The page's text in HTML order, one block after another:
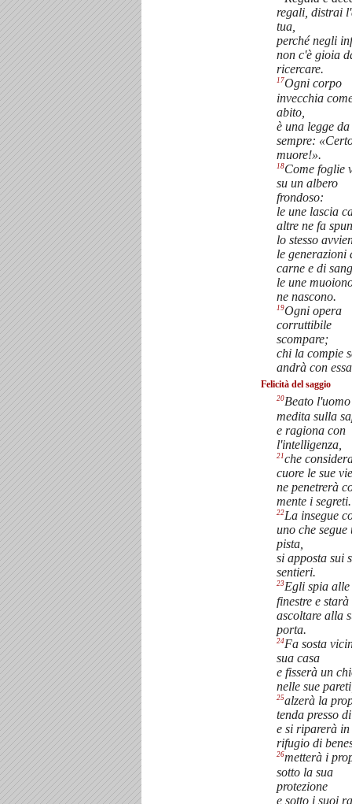
regali, distrai
tua,
perché negli
non c'è gioia
ricercare.
17Ogni corpo
invecchia
abito,
è una legge da
sempre:
muore!».
18Come foglie
su un albero
frondoso:
le une lascia
altre ne fa
lo stesso
le generazioni
carne e di
le une
ne nascono.
19Ogni opera
corruttibile
scompare;
chi la compie
andrà con
Felicità del saggio
20Beato
medita sulla
e ragiona con
l'intelligenza,
21che
cuore le sue
ne penetrerà
mente i segreti.
22La insegue
uno che segue
pista,
si apposta sui
sentieri.
23Egli spia alle
finestre e starà
ascoltare alla
porta.
24Fa sosta
sua casa
e fisserà un
nelle sue
25alzerà la
tenda presso
e si riparerà in
rifugio di
26metterà i
sotto la sua
protezione
e sotto i suoi